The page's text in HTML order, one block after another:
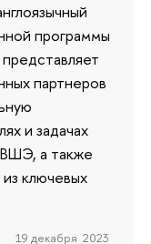
программы
партнеров
и задачах
ВШЭ, а также
ключевых
19 декабря 2023